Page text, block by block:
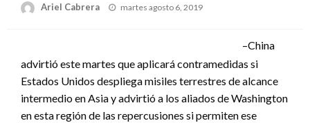
Ariel Cabrera
Publicado
martes agosto 6, 2019
–China
advirtió este martes que aplicará contramedidas si
Estados Unidos despliega misiles terrestres de alcance
intermedio en Asia y advirtió a los aliados de Washington
en esta región de las repercusiones si permiten ese